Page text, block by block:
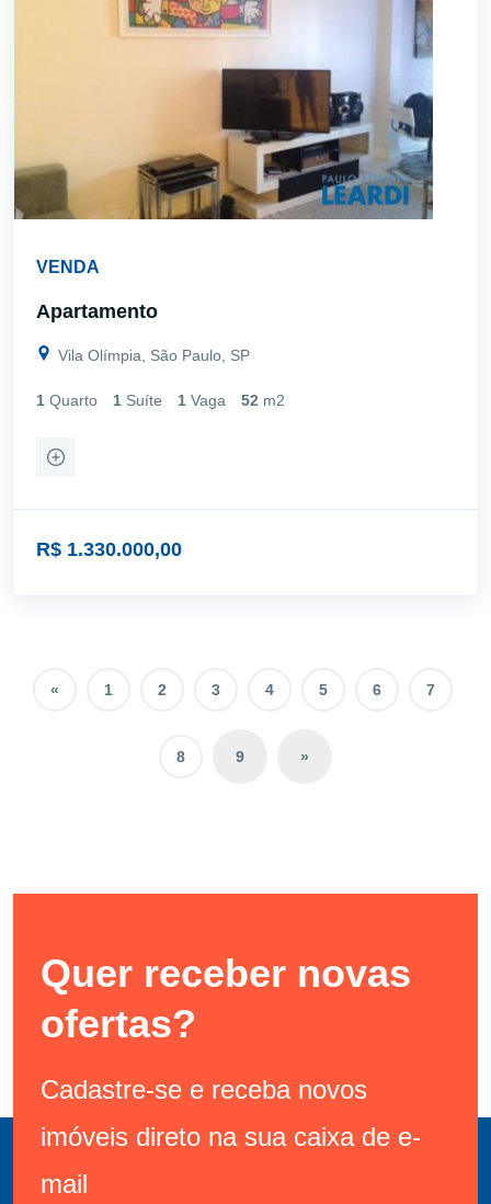
VENDA
Apartamento
Vila Olímpia, São Paulo, SP
1 Quarto 1 Suíte 1 Vaga 52 m2
R$ 1.330.000,00
« 1 2 3 4 5 6 7
8 9 »
Quer receber novas
ofertas?
Cadastre-se e receba novos
imóveis direto na sua caixa de e-
mail